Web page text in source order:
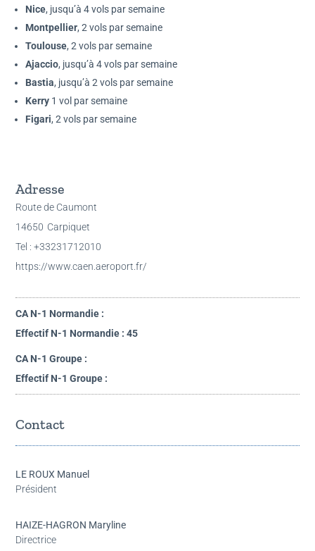
Nice, jusqu’à 4 vols par semaine
Montpellier, 2 vols par semaine
Toulouse, 2 vols par semaine
Ajaccio, jusqu’à 4 vols par semaine
Bastia, jusqu’à 2 vols par semaine
Kerry 1 vol par semaine
Figari, 2 vols par semaine
Adresse
Route de Caumont
14650 Carpiquet
Tel : +33231712010
https://www.caen.aeroport.fr/
CA N-1 Normandie :
Effectif N-1 Normandie : 45
CA N-1 Groupe :
Effectif N-1 Groupe :
Contact
LE ROUX Manuel
Président
HAIZE-HAGRON Maryline
Directrice